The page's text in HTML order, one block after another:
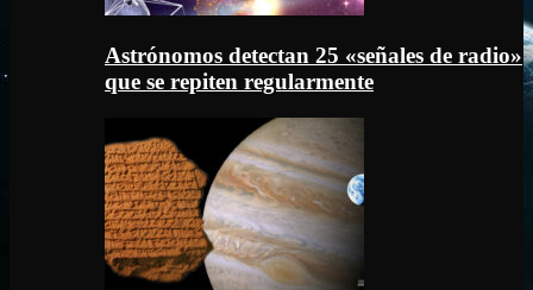
Astrónomos detectan 25 «señales de radio»
que se repiten regularmente